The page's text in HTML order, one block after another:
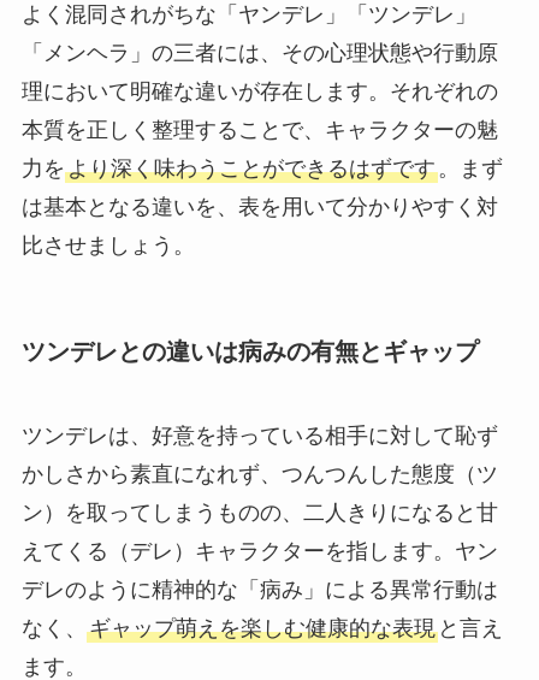
よく混同されがちな「ヤンデレ」「ツンデレ」
「メンヘラ」の三者には、その心理状態や行動原
理において明確な違いが存在します。それぞれの
本質を正しく整理することで、キャラクターの魅
力をより深く味わうことができるはずです。まず
は基本となる違いを、表を用いて分かりやすく対
比させましょう。
ツンデレとの違いは病みの有無とギャップ
ツンデレは、好意を持っている相手に対して恥ず
かしさから素直になれず、つんつんした態度（ツ
ン）を取ってしまうものの、二人きりになると甘
えてくる（デレ）キャラクターを指します。ヤン
デレのように精神的な「病み」による異常行動は
なく、 ギャップ萌えを楽しむ健康的な表現と言え
ます。